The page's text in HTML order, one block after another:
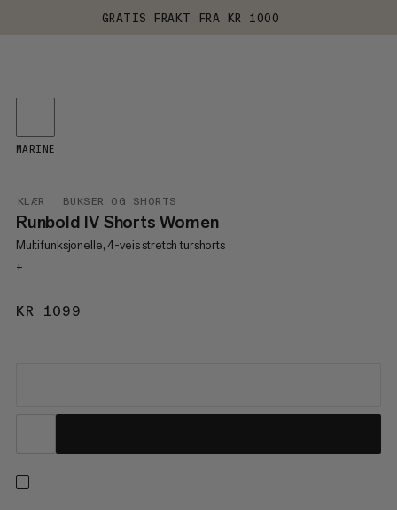
GRATIS FRAKT FRA KR 1000
KLÆR BUKSER OG SHORTS
Runbold IV Shorts Women
Multifunksjonelle, 4-veis stretch turshorts
+
KR 1099
MARINE